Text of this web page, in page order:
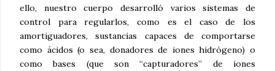
ello, nuestro cuerpo desarrolló varios sistemas de
control para regularlos, como es el caso de los
amortiguadores, sustancias capaces de comportarse
como ácidos (o sea, donadores de iones hidrógeno) o
como bases (que son “capturadores” de iones